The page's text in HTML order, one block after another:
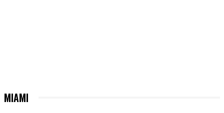
MIAMI